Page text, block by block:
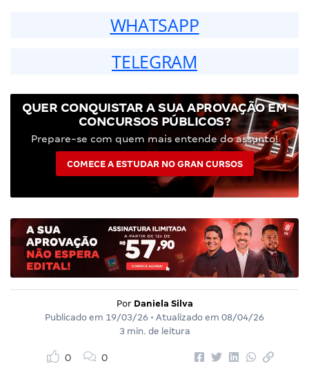
WHATSAPP
TELEGRAM
QUER CONQUISTAR A SUA APROVAÇÃO EM
CONCURSOS PÚBLICOS?
Prepare-se com quem mais entende do assunto!
COMECE A ESTUDAR NO GRAN CURSOS
Por Daniela Silva
Publicado em 19/03/26 • Atualizado em 08/04/26
3 min. de leitura
0 0